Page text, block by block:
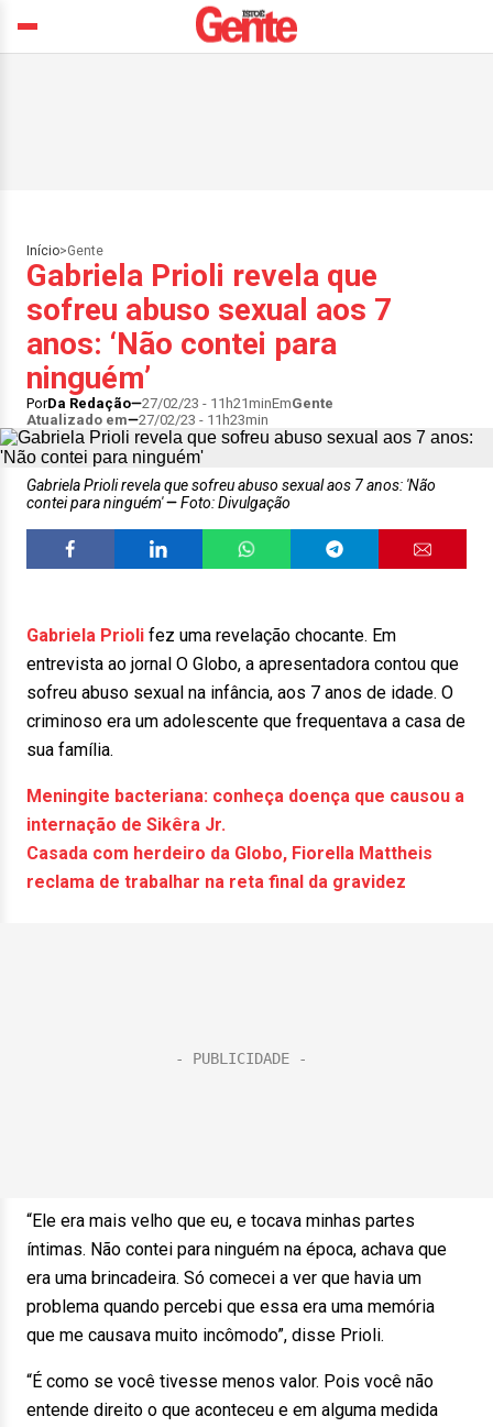
Início>Gente
Gabriela Prioli revela que
sofreu abuso sexual aos 7
anos: ‘Não contei para
ninguém’
PorDa Redação 27/02/23 - 11h21minEmGente
Atualizado em
27/02/23 - 11h23min
Gabriela Prioli revela que sofreu abuso sexual aos 7 anos: 'Não
contei para ninguém'
Foto: Divulgação
Gabriela Prioli fez uma revelação chocante. Em
entrevista ao jornal O Globo, a apresentadora contou que
sofreu abuso sexual na infância, aos 7 anos de idade. O
criminoso era um adolescente que frequentava a casa de
sua família.
Meningite bacteriana: conheça doença que causou a
internação de Sikêra Jr.
Casada com herdeiro da Globo, Fiorella Mattheis
reclama de trabalhar na reta final da gravidez
“Ele era mais velho que eu, e tocava minhas partes
íntimas. Não contei para ninguém na época, achava que
era uma brincadeira. Só comecei a ver que havia um
problema quando percebi que essa era uma memória
que me causava muito incômodo”, disse Prioli.
“É como se você tivesse menos valor. Pois você não
entende direito o que aconteceu e em alguma medida